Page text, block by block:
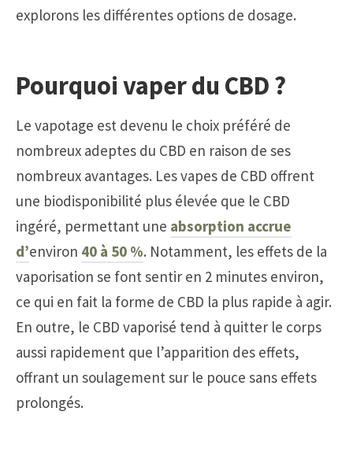
explorons les différentes options de dosage.
Pourquoi vaper du CBD ?
Le vapotage est devenu le choix préféré de
nombreux adeptes du CBD en raison de ses
nombreux avantages. Les vapes de CBD offrent
une biodisponibilité plus élevée que le CBD
ingéré, permettant une absorption accrue
d’environ 40 à 50 %. Notamment, les effets de la
vaporisation se font sentir en 2 minutes environ,
ce qui en fait la forme de CBD la plus rapide à agir.
En outre, le CBD vaporisé tend à quitter le corps
aussi rapidement que l’apparition des effets,
offrant un soulagement sur le pouce sans effets
prolongés.